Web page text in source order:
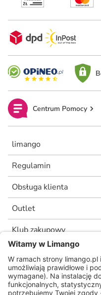
Centrum Pomocy
limango
Regulamin
Obsługa klienta
Outlet
Klub zakupowy